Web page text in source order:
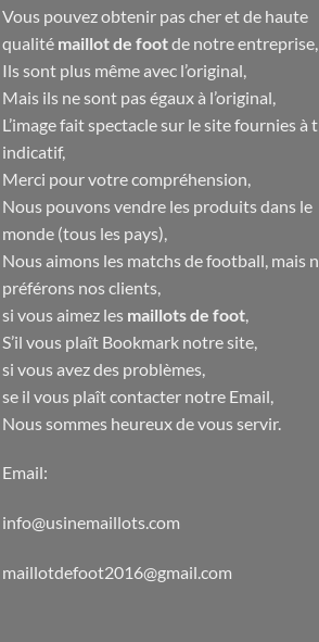
Vous pouvez obtenir pas cher et de haute
qualité maillot de footde notre entreprise,
Ils sont plus même avec l’original,
Mais ils ne sont pas égaux à l’original,
L’image fait spectacle sur le site fournies à
indicatif,
Merci pour votre compréhension,
Nous pouvons vendre les produits dans le
monde (tous les pays),
Nous aimons les matchs de football, mais
préférons nos clients,
si vous aimez les maillots de foot
S’il vous plaît Bookmark notre site,
si vous avez des problèmes,
se il vous plaît contacter notre Email,
Nous sommes heureux de vous servir.
Email:
info@usinemaillots.com
maillotdefoot2016@gmail.com